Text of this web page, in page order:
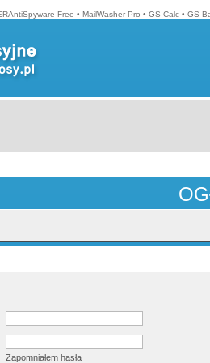
Free • MailWasher Pro • GS-Calc • GS-
Zapomniałem hasła